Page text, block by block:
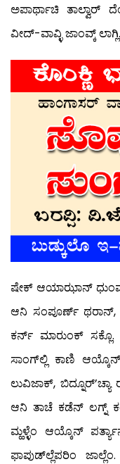
ಅಪಾರ್ಥಾಚಿ
ವೀದ್-ವಾವ್ಳಿ ಜಾಂವ್ಕ್ ಲಾಗ್ಲಿ.
ಷೇಕ್ ಆಯಾಝಾನ್
ಆನಿ ಸಂಪೂರ್ಣ್ ಥರಾನ್,
ಕರ್ನ್ ಮಾರುಂಕ್
ಸಾಂಗ್‍ಲ್ಲಿ ಕಾಣಿ
ಲುವಿಜಾಕ್,
ಆನಿ ತಾಚೆ ಕಡೆನ್ ಲಗ್ನ್
ಮ್ಹಳ್ಳೆಂ ಆಯ್ಕೊನ್
ಫಾಪುಡ್‍ಲ್ಲೆಪರಿಂ